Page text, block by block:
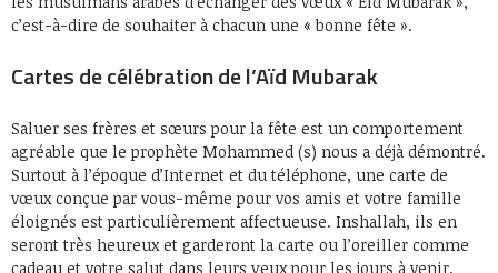
c’est-à-dire de souhaiter à chacun une « bonne fête ».
Cartes de célébration de l’Aïd Mubarak
Saluer ses frères et sœurs pour la fête est un comportement
agréable que le prophète Mohammed (s) nous a déjà démontré.
Surtout à l’époque d’Internet et du téléphone, une carte de
vœux conçue par vous-même pour vos amis et votre famille
éloignés est particulièrement affectueuse. Inshallah, ils en
seront très heureux et garderont la carte ou l’oreiller comme
cadeau et votre salut dans leurs yeux pour les jours à venir.